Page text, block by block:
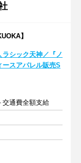
】
ラシック天神／『ノ
ースアパレル販売S
交通費全額支給